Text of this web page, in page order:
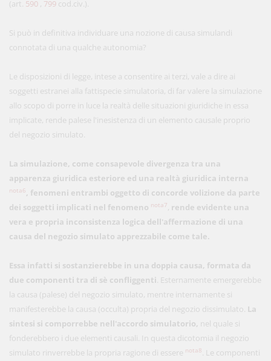
(art. 590 , 799 cod.civ.).
Si può in definitiva individuare una nozione di causa simulandi
connotata di una qualche autonomia?
Le disposizioni di legge, intese a consentire ai terzi, vale a dire ai
soggetti estranei alla fattispecie simulatoria, di far valere la simulazione
allo scopo di porre in luce la realtà delle situazioni giuridiche in essa
implicate, rende palese l'inesistenza di un elemento causale proprio
del negozio simulato.
La simulazione, come consapevole divergenza tra una
apparenza giuridica esteriore ed una realtà giuridica interna
nota6, fenomeni entrambi oggetto di concorde volizione da parte
dei soggetti implicati nel fenomeno nota7, rende evidente una
vera e propria inconsistenza logica dell'affermazione di una
causa del negozio simulato apprezzabile come tale.
Essa infatti si sostanzierebbe in una doppia causa, formata da
due componenti tra di sè confliggenti . Esternamente emergerebbe
la causa (palese) del negozio simulato, mentre internamente si
manifesterebbe la causa (occulta) propria del negozio dissimulato. La
sintesi si comporrebbe nell'accordo simulatorio, nel quale si
fonderebbero i due elementi causali. In questa dicotomia il negozio
simulato rinverrebbe la propria ragione di essere nota8
. Le componenti